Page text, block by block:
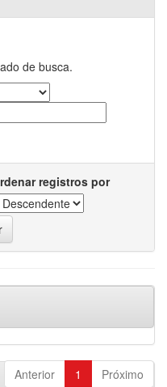
de busca.
registros por
Anterior 1 Próximo